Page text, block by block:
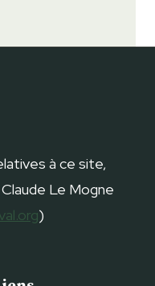
à ce site,
Le Mogne
)